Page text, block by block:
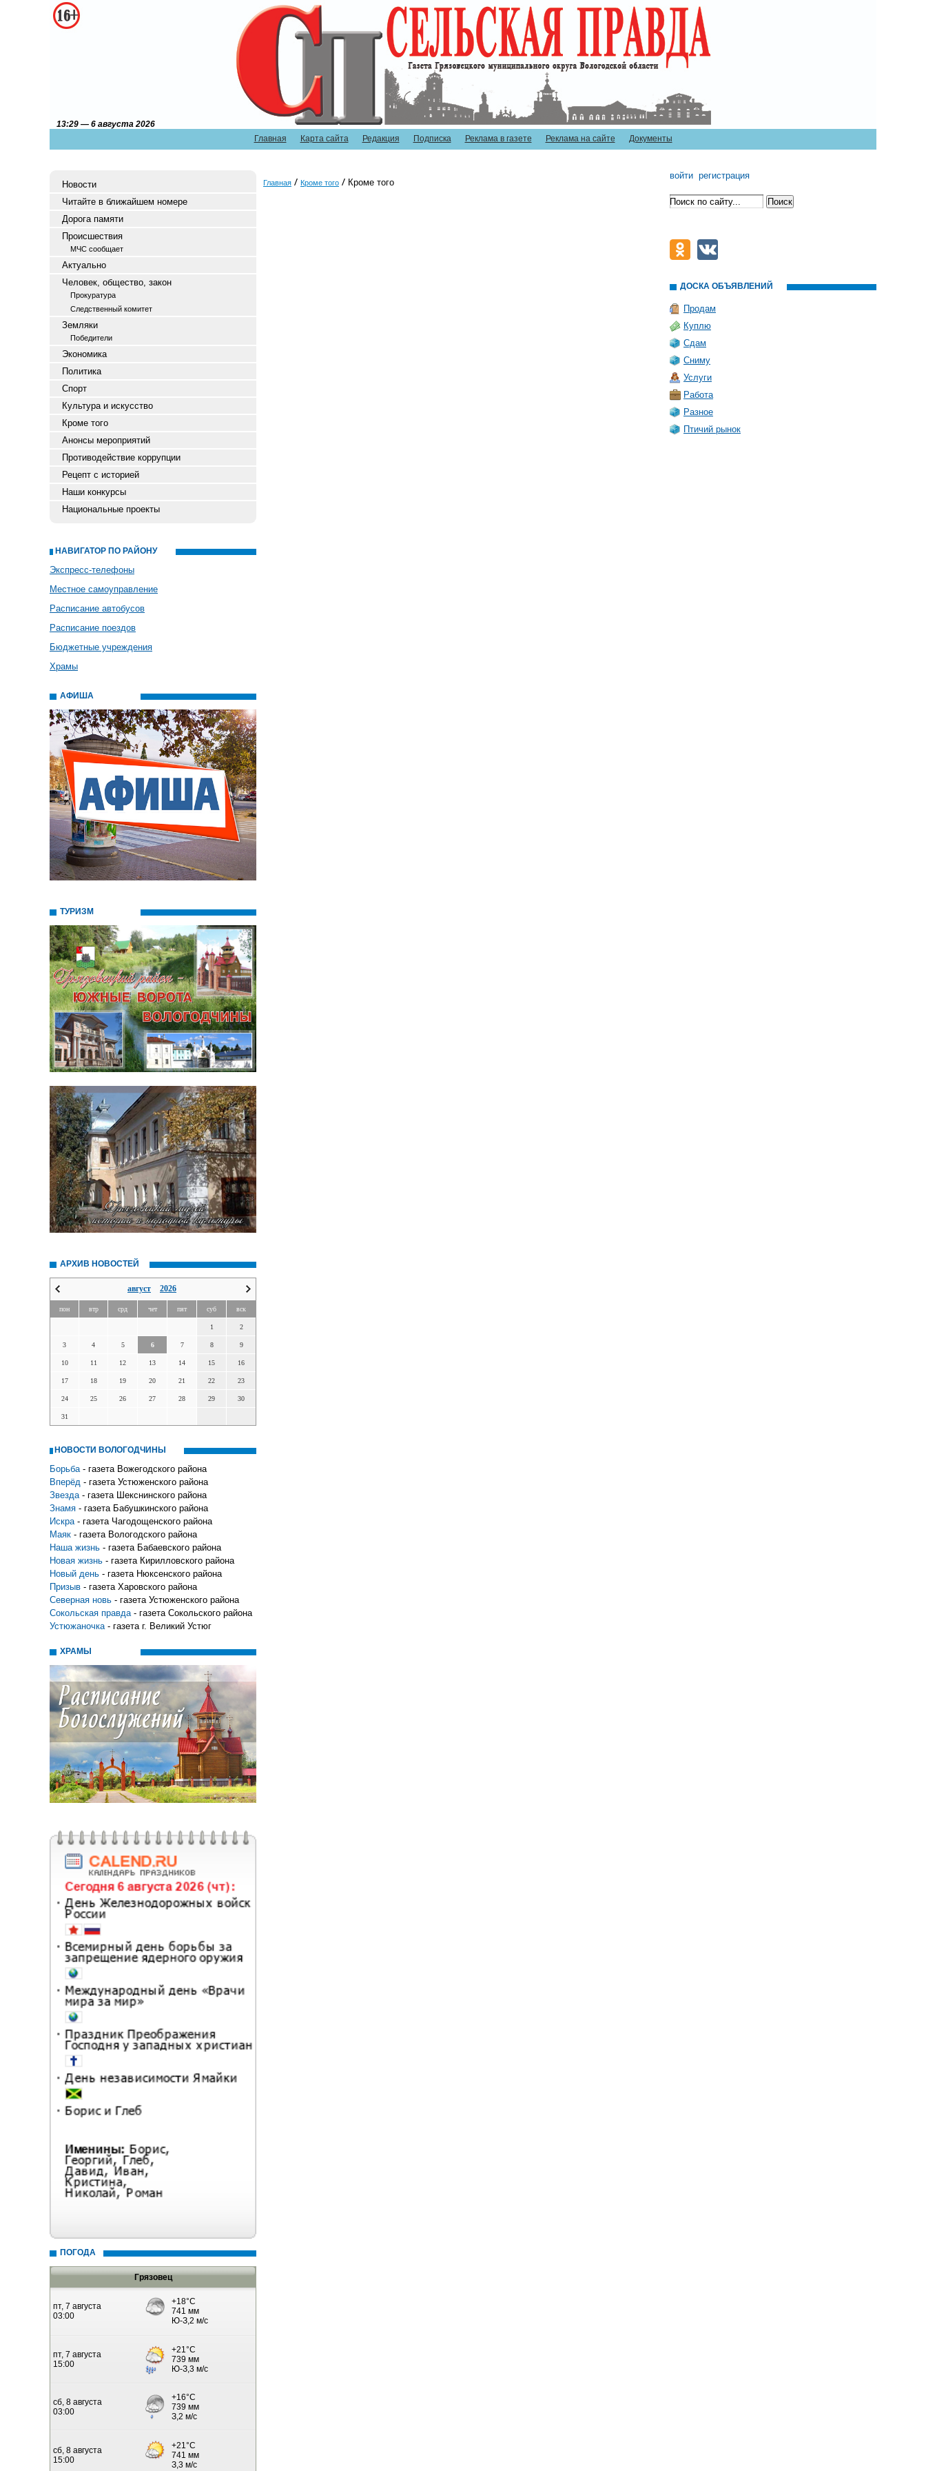
Главная Карта сайта Редакция Подписка Реклама в газете Реклама на сайте Документы
13:29 — 6 августа 2026
Новости
Читайте в ближайшем номере
Дорога памяти
Происшествия
МЧС сообщает
Актуально
Человек, общество, закон
Прокуратура
Следственный комитет
Земляки
Победители
Экономика
Политика
Спорт
Культура и искусство
Кроме того
Анонсы мероприятий
Противодействие коррупции
Рецепт с историей
Наши конкурсы
Национальные проекты
НАВИГАТОР ПО РАЙОНУ
Экспресс-телефоны
Местное самоуправление
Расписание автобусов
Расписание поездов
Бюджетные учреждения
Храмы
АФИША
ТУРИЗМ
АРХИВ НОВОСТЕЙ
август 2026
пон втр срд чет пят суб вск
1 2
3 4 5 6 7 8 9
10 11 12 13 14 15 16
17 18 19 20 21 22 23
24 25 26 27 28 29 30
31
НОВОСТИ ВОЛОГОДЧИНЫ
Борьба - газета Вожегодского района
Вперёд - газета Устюженского района
Звезда - газета Шекснинского района
Знамя - газета Бабушкинского района
Искра - газета Чагодощенского района
Маяк - газета Вологодского района
Наша жизнь - газета Бабаевского района
Новая жизнь - газета Кирилловского района
Новый день - газета Нюксенского района
Призыв - газета Харовского района
Северная новь - газета Устюженского района
Сокольская правда - газета Сокольского района
Устюжаночка - газета г. Великий Устюг
ХРАМЫ
ПОГОДА
Грязовец
Главная Кроме того Кроме того
войти регистрация
ДОСКА ОБЪЯВЛЕНИЙ
Продам
Куплю
Сдам
Сниму
Услуги
Работа
Разное
Птичий рынок